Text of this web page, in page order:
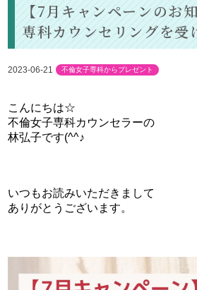
【7月キャンペーンのお
専科カウンセリングを受
2023-06-21 不倫女子専科からプレゼント
こんにちは☆
不倫女子専科カウンセラーの
林弘子です(^^♪
いつもお読みいただきまして
ありがとうございます。